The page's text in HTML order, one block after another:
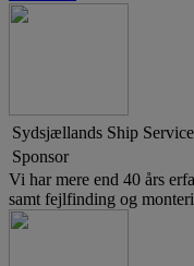
Sydsjællands Ship Service
Sponsor
Vi har mere end 40 års
samt fejlfinding og